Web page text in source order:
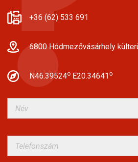
+36 (62) 533 691
6800 Hódmezővásárhely
N46.39524o E20.34641 o